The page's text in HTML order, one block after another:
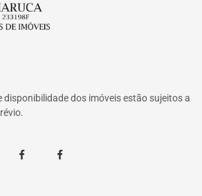
disponibilidade dos imóveis estão sujeitos a
FacebookFacebook